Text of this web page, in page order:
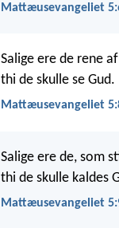
Mattæusevangeliet
Salige ere de rene
thi de skulle se Gud.
Mattæusevangeliet
Salige ere de, som
thi de skulle kaldes
Mattæusevangeliet